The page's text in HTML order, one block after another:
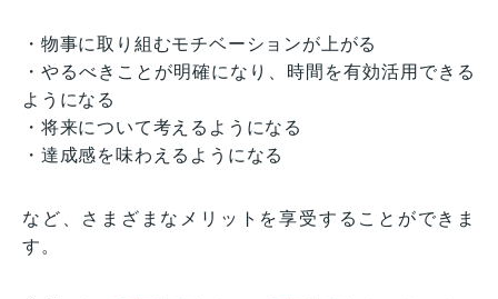
・物事に取り組むモチベーションが上がる
・やるべきことが明確になり、時間を有効活用できる
ようになる
・将来について考えるようになる
・達成感を味わえるようになる
など、さまざまなメリットを享受することができま
す。